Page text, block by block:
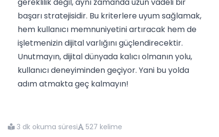
başarı stratejisidir. Bu kriterlere uyum sağlamak,
hem kullanıcı memnuniyetini artıracak hem de
işletmenizin dijital varlığını güçlendirecektir.
Unutmayın, dijital dünyada kalıcı olmanın yolu,
kullanıcı deneyiminden geçiyor. Yani bu yolda
adım atmakta geç kalmayın!
3 dk okuma süresi 527 kelime